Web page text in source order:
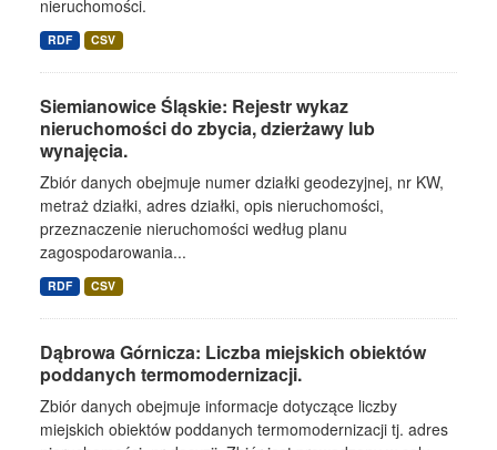
nieruchomości.
RDF CSV
Siemianowice Śląskie: Rejestr wykaz
nieruchomości do zbycia, dzierżawy lub
wynajęcia.
Zbiór danych obejmuje numer działki geodezyjnej, nr KW,
metraż działki, adres działki, opis nieruchomości,
przeznaczenie nieruchomości według planu
zagospodarowania...
RDF CSV
Dąbrowa Górnicza: Liczba miejskich obiektów
poddanych termomodernizacji.
Zbiór danych obejmuje informacje dotyczące liczby
miejskich obiektów poddanych termomodernizacji tj. adres